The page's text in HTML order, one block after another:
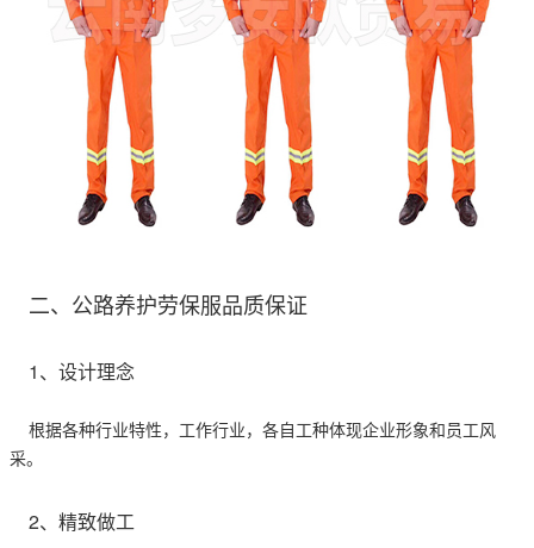
二、公路养护劳保服品质保证
1、设计理念
根据各种行业特性，工作行业，各自工种体现企业形象和员工风
采。
2、精致做工